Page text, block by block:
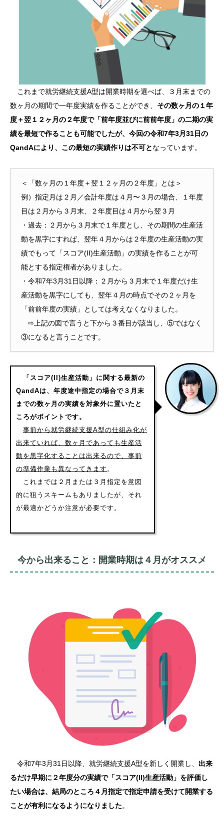
これまで就労継続支援A型は開業時期を選べば、３月末までの
数ヶ月の期間で一年度実績を作ることができ、 その数ヶ月の１年
度＋翌１２ヶ月の２年度で「前年度並びに前前年度」の二期の実
績を最短で作ることも可能でしたが、今回の令和7年3月31日の
QandAにより、この最短の実績作りは不可となっています。
＜「数ヶ月の１年度＋翌１２ヶ月の２年度」とは＞
例）指定月は２月／会計年度は４月〜３月の場合、１年度
目は２月から３月末、２年度目は４月から翌３月
・過去：２月から３月末で１年度とし、その期間の生産活
動を黒字にすれば、翌年４月からは２年度の生産活動の実
績でもって「スコア(II)生産活動」の実績を作ることが可
能とする指定権者がありました。
・令和7年3月31日以降：２月から３月末で１年度だけ生
産活動を黒字にしても、翌年４月の時点でその２ヶ月を
「前前年度の実績」としては考えなくなりました。
⇨上記の図で言うと下から３番目が該当し、⑤ではなく
③になると言うことです。
「スコア(II)生産活動」に関する最新の
QandAは、年度途中指定の場合で３月末
までの数ヶ月の実績を対象外に置いたと
ころがポイントです。
事前から就労継続支援A型の仕組み化が
出来ていれば、数ヶ月であっても生産活
動を黒字化することは出来るので、事前
の準備作業も異なってきます 。
これまでは２月または３月指定を意図
的に狙うスキームもありましたが、それ
が最適かどうか注意が必要です。
今から出来ること：開業時期は４月がオススメ
令和7年3月31日以降、就労継続支援A型を新しく開業し、 出来
るだけ早期に２年度分の実績で「スコア(II)生産活動」を評価し
たい場合は、結局のところ４月指定で指定申請を受けて開業する
ことが有利になるようになりました。